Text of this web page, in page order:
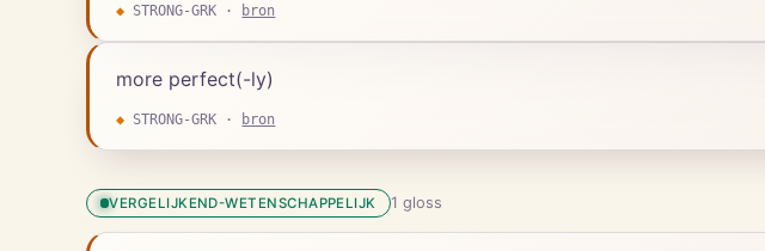
◆ STRONG-GRK · bron
more perfect(-ly)
◆ STRONG-GRK · bron
VERGELIJKEND-WETENSCHAPPELIJK 1 gloss